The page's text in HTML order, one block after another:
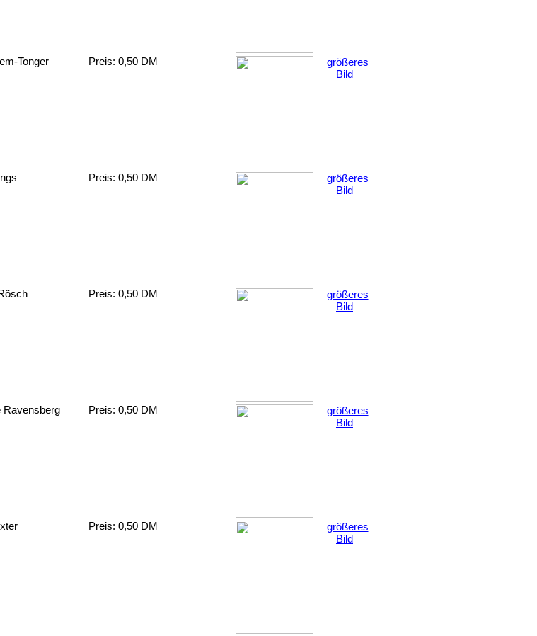
Tonger Preis: 0,50 DM
größeres
Bild
Preis: 0,50 DM
größeres
Bild
Preis: 0,50 DM
größeres
Bild
Ravensberg Preis: 0,50 DM
größeres
Bild
Preis: 0,50 DM
größeres
Bild